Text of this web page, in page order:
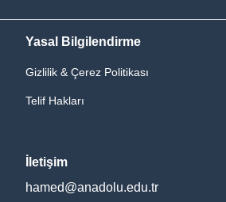
Yasal Bilgilendirme
Gizlilik & Çerez Politikası
Telif Hakları
İletişim
hamed@anadolu.edu.tr